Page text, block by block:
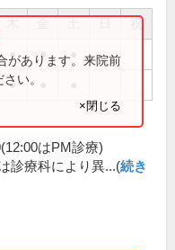
祝
● ●
●
があります。来院前
い。
×閉じる
はPM診療)
診療科により異...(続き